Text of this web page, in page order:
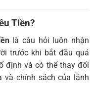
Tiền?
là câu hỏi luôn nhận
trước khi bắt đầu quá
định và có thể thay đổi
và chính sách của lãnh